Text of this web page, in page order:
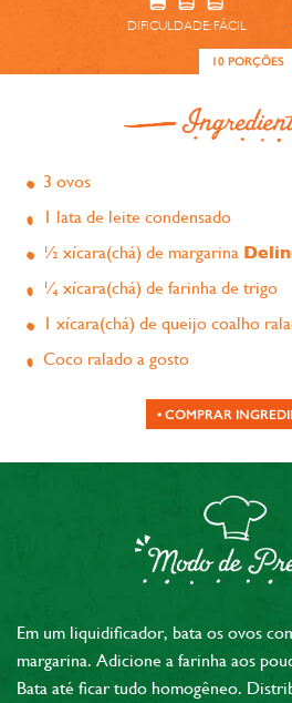
DIFICULDADE: FÁCIL
10 PORÇÕES
3 ovos
1 lata de leite condensado
½ xícara(chá) de margarina
¼ xícara(chá) de farinha de trigo
1 xícara(chá) de queijo coalho
Coco ralado a gosto
• COMPRAR
Em um liquidificador, bata os ovos
margarina. Adicione a farinha aos
Bata até ficar tudo homogêneo.